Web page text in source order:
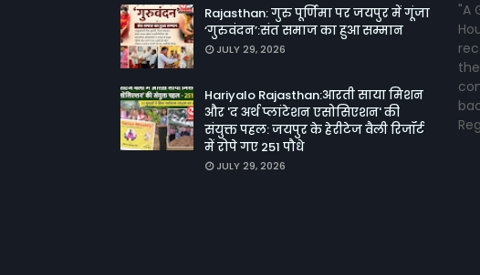
Rajasthan: गुरु पूर्णिमा पर जयपुर में गूंजा
‘गुरुवंदन’:संत समाज का हुआ सम्मान
JULY 29, 2026
Hariyalo Rajasthan:आरती साया मिशन
और 'द अर्थ प्लांटेशन एसोसिएशन' की
संयुक्त पहल: जयपुर के हेरीटेज वैली रिजॉर्ट
में रोपे गए 251 पौधे
JULY 29, 2026
"A